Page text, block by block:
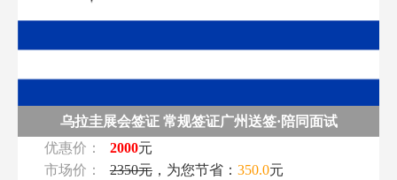
乌拉圭展会签证 常规签证广州送签·陪同面试
优惠价：
2000元
市场价：
2350元，为您节省： 350.0元